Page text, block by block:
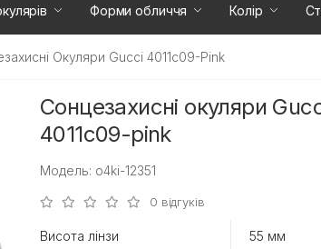
Форми обличчя Колір
Окуляри Gucci 4011c09-Pink
Сонцезахисні окуляри
4011c09-pink
Модель: o4ki-12351
0 відгуків
Висота лінзи 55 мм